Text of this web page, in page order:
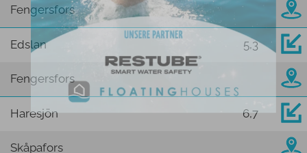
Fengersfors
Edslan 5,3
Fengersfors
Haresjön 6,7
Skåpafors